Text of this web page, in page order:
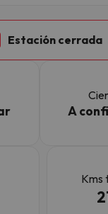
Estación cerrada
A
Kms